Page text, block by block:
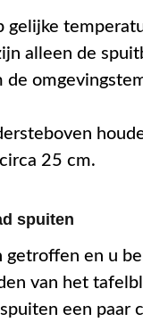
gelijke
alleen de
de
25 cm.
spuiten
en u
van het
een paar